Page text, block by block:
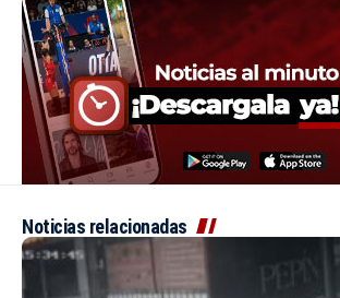
Noticias relacionadas